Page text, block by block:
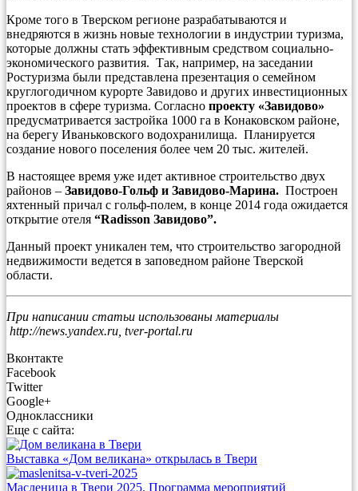
Кроме того в Тверском регионе разрабатываются и
внедряются в жизнь новые технологии в индустрии туризма,
которые должны стать эффективным средством социально-
экономического развития. Так, например, на заседании
Ростуризма были представлена презентация о семейном
круглогодичном курорте Завидово и других инвестиционных
проектов в сфере туризма. Согласно проекту «Завидово»
предусматривается застройка 1000 га в Конаковском районе,
на берегу Иваньковского водохранилища. Планируется
создание нового поселения более чем 20 тыс. жителей.
В настоящее время уже идет активное строительство двух
районов – Завидово-Гольф и Завидово-Марина. Построен
яхтенный причал с гольф-полем, в конце 2014 года ожидается
открытие отеля “Radisson Завидово”.
Данный проект уникален тем, что строительство загородной
недвижимости ведется в заповедном районе Тверской
области.
При написании статьи использованы материалы
http://news.yandex.ru, tver-portal.ru
Вконтакте
Facebook
Twitter
Google+
Одноклассники
Еще с сайта:
Выставка «Дом великана» открылась в Твери
Масленица в Твери 2025. Программа мероприятий